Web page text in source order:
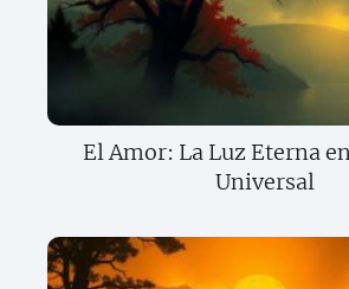
El Amor: La Luz Eterna
Universal